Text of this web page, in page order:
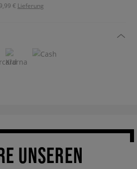
€ Lieferung
UNSEREN